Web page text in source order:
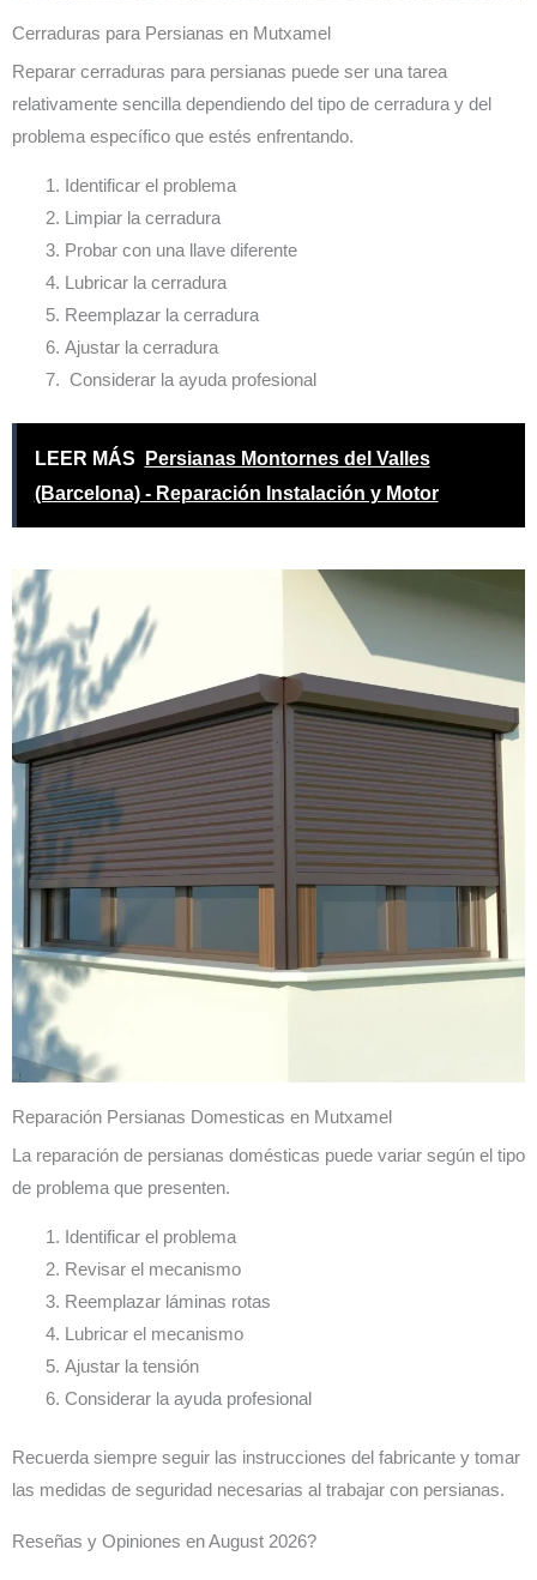
Cerraduras para Persianas en Mutxamel
Reparar cerraduras para persianas puede ser una tarea
relativamente sencilla dependiendo del tipo de cerradura y del
problema específico que estés enfrentando.
Identificar el problema
Limpiar la cerradura
Probar con una llave diferente
Lubricar la cerradura
Reemplazar la cerradura
Ajustar la cerradura
Considerar la ayuda profesional
LEER MÁS
Persianas Montornes del Valles
(Barcelona) - Reparación Instalación y Motor
Reparación Persianas Domesticas en Mutxamel
La reparación de persianas domésticas puede variar según el tipo
de problema que presenten.
Identificar el problema
Revisar el mecanismo
Reemplazar láminas rotas
Lubricar el mecanismo
Ajustar la tensión
Considerar la ayuda profesional
Recuerda siempre seguir las instrucciones del fabricante y tomar
las medidas de seguridad necesarias al trabajar con persianas.
Reseñas y Opiniones en August 2026?